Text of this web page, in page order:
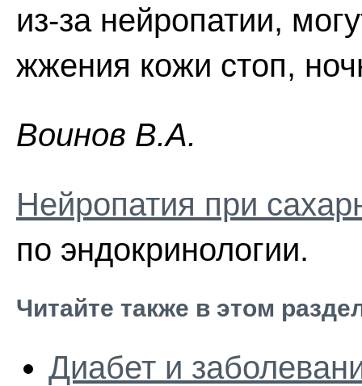
из-за нейропатии,
жжения кожи стоп,
Boинoв В.А.
Нейропатия при
по эндокринологии.
Читайте также в этом
Диабет и